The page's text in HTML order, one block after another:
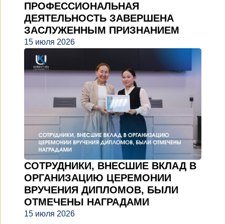
ПРОФЕССИОНАЛЬНАЯ
ДЕЯТЕЛЬНОСТЬ ЗАВЕРШЕНА
ЗАСЛУЖЕННЫМ ПРИЗНАНИЕМ
15 июля 2026
СОТРУДНИКИ, ВНЕСШИЕ ВКЛАД В
ОРГАНИЗАЦИЮ ЦЕРЕМОНИИ
ВРУЧЕНИЯ ДИПЛОМОВ, БЫЛИ
ОТМЕЧЕНЫ НАГРАДАМИ
15 июля 2026